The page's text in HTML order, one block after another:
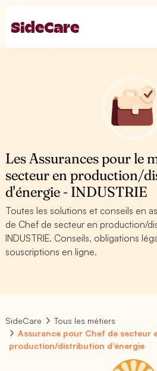
Les Assurances pour le
secteur en production/
d'énergie - INDUSTRIE
Toutes les solutions et conseils en
de Chef de secteur en production/
INDUSTRIE. Conseils, obligations
souscriptions en ligne.
SideCare
Tous les métiers
Assurance pour Chef de secteur
production/distribution d'énergie